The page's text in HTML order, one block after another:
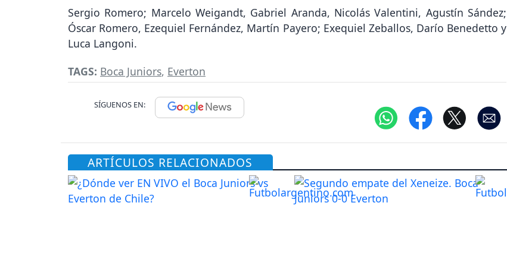
Sergio Romero; Marcelo Weigandt, Gabriel Aranda, Nicolás Valentini, Agustín Sández;
Óscar Romero, Ezequiel Fernández, Martín Payero; Exequiel Zeballos, Darío Benedetto y
Luca Langoni.
TAGS: Boca Juniors, Everton
SÍGUENOS EN:
ARTÍCULOS RELACIONADOS